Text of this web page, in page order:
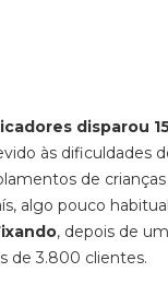
disparou
às dificuldades
de
algo pouco
, depois de
de 3.800 clientes.